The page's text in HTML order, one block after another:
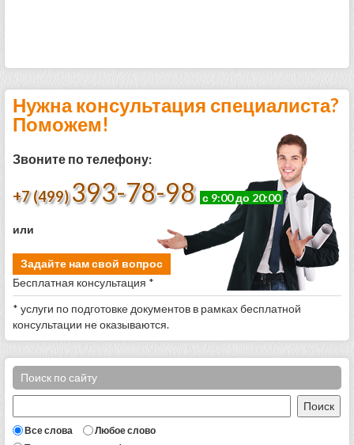
Нужна консультация специалиста?
Поможем!
Звоните по телефону:
+7 (499) 393-78-98 с 9:00 до 20:00
или
Задайте нам свой вопрос
Бесплатная консультация *
* услуги по подготовке документов в рамках бесплатной
консультации не оказываются.
Поиск по сайту
Все слова
Любое слово